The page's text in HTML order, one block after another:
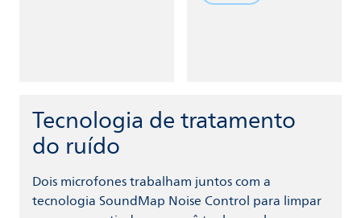
Tecnologia de tratamento
do ruído
Dois microfones trabalham juntos com a
tecnologia SoundMap Noise Control para limpar